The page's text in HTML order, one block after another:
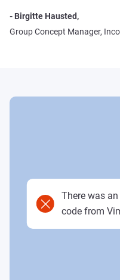
- Birgitte Hausted,
Group Concept Manager,
There was
code from